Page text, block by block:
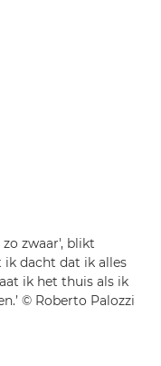
zwaar', blikt
ik dacht dat ik alles
ik het thuis als ik
© Roberto Palozzi